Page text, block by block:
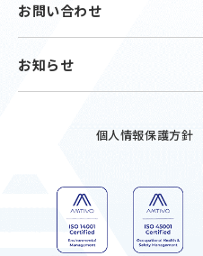
お問い合わせ
お知らせ
個人情報保護方針